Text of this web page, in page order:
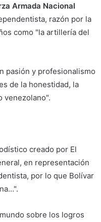
Armada Nacional
razón por la
como "la artillería del
pasión y profesionalismo
de la honestidad, la
venezolano".
creado por El
en representación
por lo que Bolívar
sobre los logros